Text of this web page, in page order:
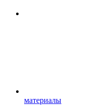
материалы